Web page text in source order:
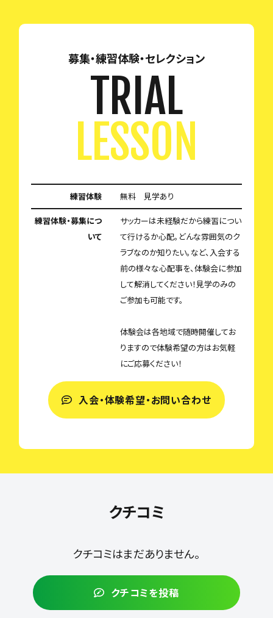
募集・練習体験・セレクション
TRIAL
LESSON
練習体験 無料 見学あり
練習体験・募集につ
いて
サッカーは未経験だから練習につい
て行けるか心配。どんな雰囲気のク
ラブなのか知りたい。など、入会する
前の様々な心配事を、体験会に参加
して解消してください！見学のみの
ご参加も可能です。
体験会は各地域で随時開催してお
りますので体験希望の方はお気軽
にご応募ください！
入会・体験希望・お問い合わせ
クチコミ
クチコミはまだありません。
クチコミを投稿